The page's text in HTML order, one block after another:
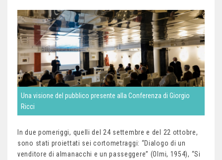
Una visione del pubblico presente alla Conferenza di Giorgio
Ricci
In due pomeriggi, quelli del 24 settembre e del 22 ottobre,
sono stati proiettati sei cortometraggi: “Dialogo di un
venditore di almanacchi e un passeggere” (Olmi, 1954), “Si